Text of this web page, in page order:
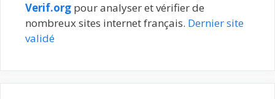
Verif.org pour analyser et vérifier de
nombreux sites internet français. Dernier site
validé